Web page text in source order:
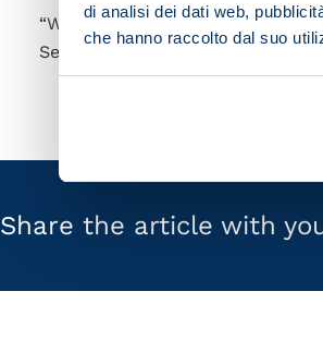
di analisi dei dati web,
che hanno raccolto dal suo
“We need to keep this up.
Serie A champions. However
Share the article with